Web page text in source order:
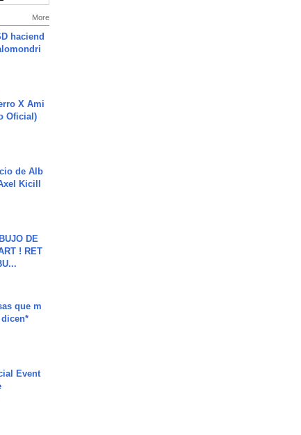
More
haciend
X Ami
Oficial)
de Alb
Kicill
DE
! RET
que m
Event